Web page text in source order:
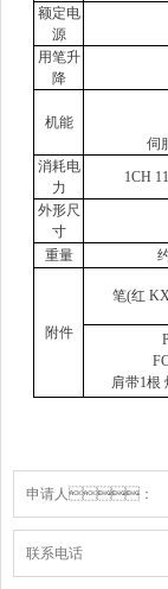
额定电
源
用笔升
降
机能
伺
消耗电
力
1CH
外形尺
寸
重量
附件
笔(红
肩带1根